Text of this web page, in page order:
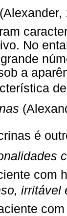
(Alexander,
No
a
é
com
irritável